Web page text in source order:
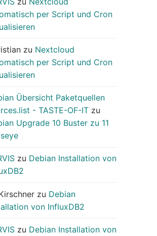
per Script und Cron
zu Nextcloud
per Script und Cron
Übersicht Paketquellen
- TASTE-OF-IT zu
Upgrade 10 Buster zu 11
zu Debian Installation von
zu Debian
von InfluxDB2
zu Debian Installation von